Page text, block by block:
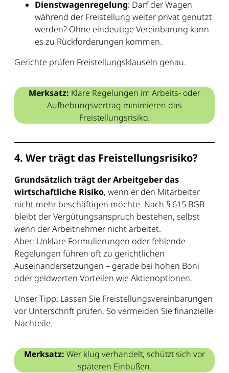
Dienstwagenregelung: Darf der Wagen
während der Freistellung weiter privat genutzt
werden? Ohne eindeutige Vereinbarung kann
es zu Rückforderungen kommen.
Gerichte prüfen Freistellungsklauseln genau.
Merksatz: Klare Regelungen im Arbeits- oder
Aufhebungsvertrag minimieren das
Freistellungsrisiko.
4. Wer trägt das Freistellungsrisiko?
Grundsätzlich trägt der Arbeitgeber das
wirtschaftliche Risiko, wenn er den Mitarbeiter
nicht mehr beschäftigen möchte. Nach § 615 BGB
bleibt der Vergütungsanspruch bestehen, selbst
wenn der Arbeitnehmer nicht arbeitet.
Aber: Unklare Formulierungen oder fehlende
Regelungen führen oft zu gerichtlichen
Auseinandersetzungen – gerade bei hohen Boni
oder geldwerten Vorteilen wie Aktienoptionen.
Unser Tipp: Lassen Sie Freistellungsvereinbarungen
vor Unterschrift prüfen. So vermeiden Sie finanzielle
Nachteile.
Merksatz: Wer klug verhandelt, schützt sich vor
späteren Einbußen.